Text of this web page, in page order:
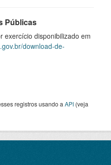
Públicas
exercício disponibilizado em
download-de-
registros usando a API (veja